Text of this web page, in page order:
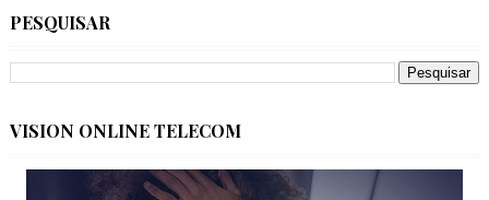
PESQUISAR
VISION ONLINE TELECOM